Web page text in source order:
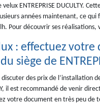
ENTREPRISE DUCULTY.
années maintenant, ce
Pour découvrir ses réalisations,
: effectuez
siège de
des prix de l’installation
il est recommandé de venir
votre document en très peu de